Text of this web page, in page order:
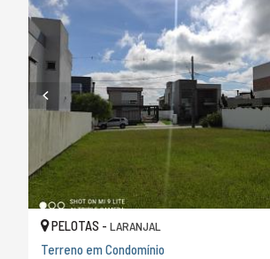
PELOTAS - LARANJAL
Terreno em Condomínio